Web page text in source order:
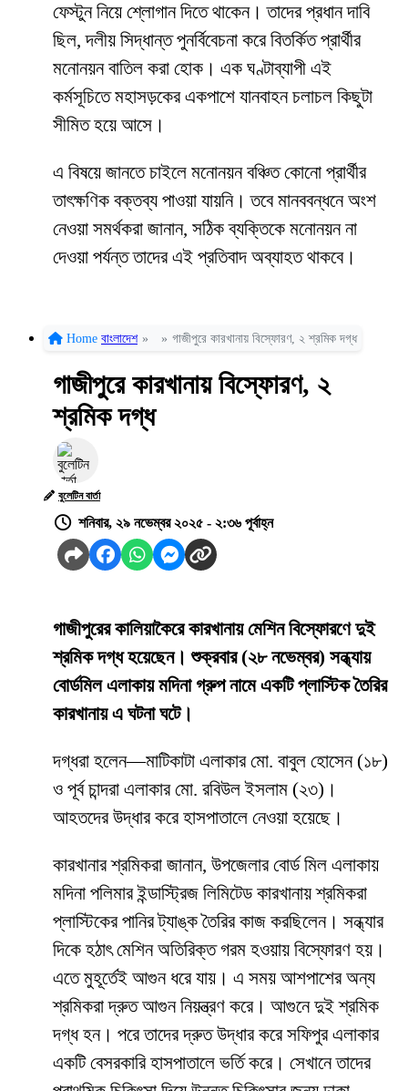
ফেস্টুন নিয়ে শ্লোগান দিতে থাকেন। তাদের প্রধান দাবি
ছিল, দলীয় সিদ্ধান্ত পুনর্বিবেচনা করে বিতর্কিত প্রার্থীর
মনোনয়ন বাতিল করা হোক। এক ঘণ্টাব্যাপী এই
কর্মসূচিতে মহাসড়কের একপাশে যানবাহন চলাচল কিছুটা
সীমিত হয়ে আসে।
এ বিষয়ে জানতে চাইলে মনোনয়ন বঞ্চিত কোনো প্রার্থীর
তাৎক্ষণিক বক্তব্য পাওয়া যায়নি। তবে মানববন্ধনে অংশ
নেওয়া সমর্থকরা জানান, সঠিক ব্যক্তিকে মনোনয়ন না
দেওয়া পর্যন্ত তাদের এই প্রতিবাদ অব্যাহত থাকবে।
Home বাংলাদেশ » » গাজীপুরে কারখানায় বিস্ফোরণ, ২ শ্রমিক দগ্ধ
গাজীপুরে কারখানায় বিস্ফোরণ, ২
শ্রমিক দগ্ধ
বুলেটিন বার্তা
শনিবার, ২৯ নভেম্বর ২০২৫ - ২:৩৬ পূর্বাহ্ন
গাজীপুরের কালিয়াকৈরে কারখানায় মেশিন বিস্ফোরণে দুই
শ্রমিক দগ্ধ হয়েছেন। শুক্রবার (২৮ নভেম্বর) সন্ধ্যায়
বোর্ডমিল এলাকায় মদিনা গ্রুপ নামে একটি প্লাস্টিক তৈরির
কারখানায় এ ঘটনা ঘটে।
দগ্ধরা হলেন—মাটিকাটা এলাকার মো. বাবুল হোসেন (১৮)
ও পূর্ব চান্দরা এলাকার মো. রবিউল ইসলাম (২৩)।
আহতদের উদ্ধার করে হাসপাতালে নেওয়া হয়েছে।
কারখানার শ্রমিকরা জানান, উপজেলার বোর্ড মিল এলাকায়
মদিনা পলিমার ইন্ডাস্ট্রিজ লিমিটেড কারখানায় শ্রমিকরা
প্লাস্টিকের পানির ট্যাঙ্ক তৈরির কাজ করছিলেন। সন্ধ্যার
দিকে হঠাৎ মেশিন অতিরিক্ত গরম হওয়ায় বিস্ফোরণ হয়।
এতে মুহূর্তেই আগুন ধরে যায়। এ সময় আশপাশের অন্য
শ্রমিকরা দ্রুত আগুন নিয়ন্ত্রণ করে। আগুনে দুই শ্রমিক
দগ্ধ হন। পরে তাদের দ্রুত উদ্ধার করে সফিপুর এলাকার
একটি বেসরকারি হাসপাতালে ভর্তি করে। সেখানে তাদের